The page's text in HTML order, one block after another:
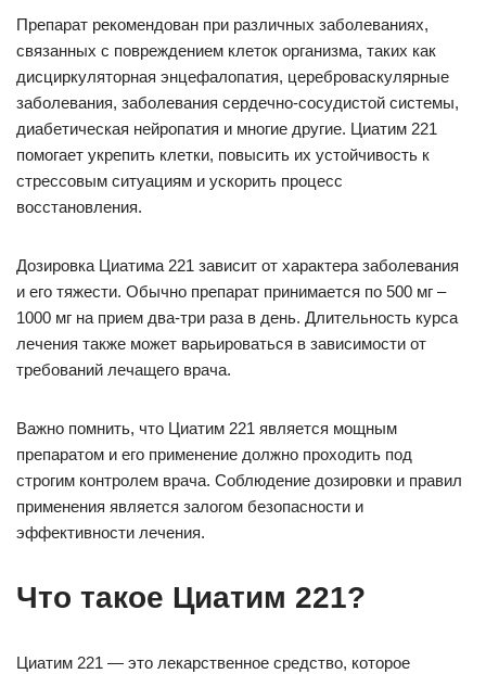
Препарат рекомендован при различных заболеваниях,
связанных с повреждением клеток организма, таких как
дисциркуляторная энцефалопатия, цереброваскулярные
заболевания, заболевания сердечно-сосудистой системы,
диабетическая нейропатия и многие другие. Циатим 221
помогает укрепить клетки, повысить их устойчивость к
стрессовым ситуациям и ускорить процесс
восстановления.
Дозировка Циатима 221 зависит от характера заболевания
и его тяжести. Обычно препарат принимается по 500 мг –
1000 мг на прием два-три раза в день. Длительность курса
лечения также может варьироваться в зависимости от
требований лечащего врача.
Важно помнить, что Циатим 221 является мощным
препаратом и его применение должно проходить под
строгим контролем врача. Соблюдение дозировки и правил
применения является залогом безопасности и
эффективности лечения.
Что такое Циатим 221?
Циатим 221 — это лекарственное средство, которое